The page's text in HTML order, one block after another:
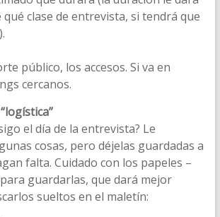
qué clase de entrevista, si tendrá que
público, los accesos. Si va en
cercanos.
el día de la entrevista? Le
cosas, pero déjelas guardadas a
falta. Cuidado con los papeles –
guardarlas, que dará mejor
sueltos en el maletín: